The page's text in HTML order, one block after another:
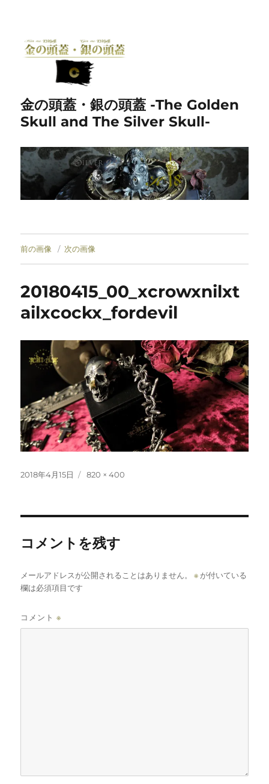
金の頭蓋・銀の頭蓋 -The Golden
Skull and The Silver Skull-
前の画像 次の画像
20180415_00_xcrowxnilxt
ailxcockx_fordevil
投
2018年4月15日
フ
820 × 400
コメントを残す
メールアドレスが公開されることはありません。 ※ が付いている
欄は必須項目です
コメント※